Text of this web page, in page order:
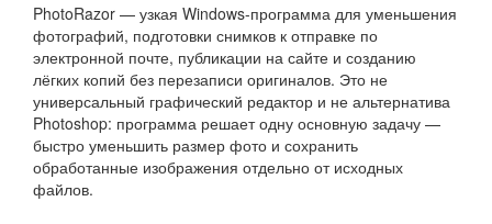
PhotoRazor — узкая Windows-программа для уменьшения
фотографий, подготовки снимков к отправке по
электронной почте, публикации на сайте и созданию
лёгких копий без перезаписи оригиналов. Это не
универсальный графический редактор и не альтернатива
Photoshop: программа решает одну основную задачу —
быстро уменьшить размер фото и сохранить
обработанные изображения отдельно от исходных
файлов.